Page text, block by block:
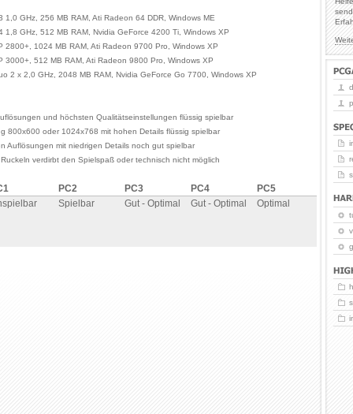
1,0 GHz, 256 MB RAM, Ati Radeon 64 DDR, Windows ME
1,8 GHz, 512 MB RAM, Nvidia GeForce 4200 Ti, Windows XP
2800+, 1024 MB RAM, Ati Radeon 9700 Pro, Windows XP
3000+, 512 MB RAM, Ati Radeon 9800 Pro, Windows XP
2 x 2,0 GHz, 2048 MB RAM, Nvidia GeForce Go 7700, Windows XP
und höchsten Qualitätseinstellungen flüssig spielbar
800x600 oder 1024x768 mit hohen Details flüssig spielbar
Auflösungen mit niedrigen Details noch gut spielbar
verdirbt den Spielspaß oder technisch nicht möglich
PC2 PC3 PC4
PC5
Spielbar Gut - Optimal Gut - Optimal Optimal